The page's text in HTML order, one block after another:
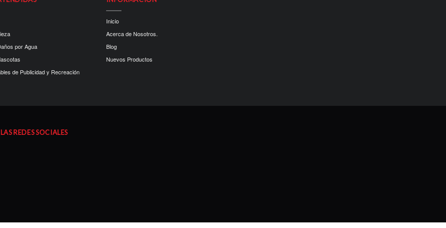
por Agua
de Publicidad y Recreación
Inicio
Acerca de Nosotros.
Blog
Nuevos Productos
REDES SOCIALES